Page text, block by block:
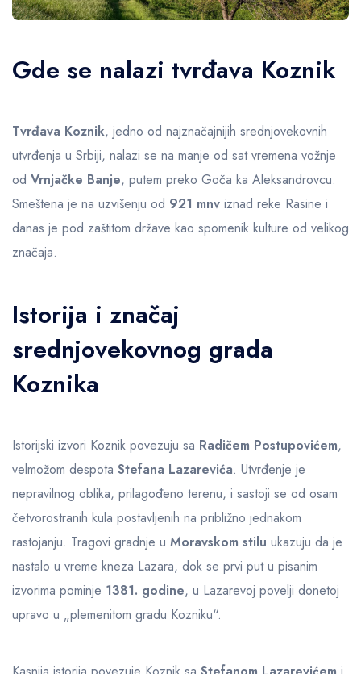
Gde se nalazi tvrđava Koznik
Tvrđava Koznik, jedno od najznačajnijih srednjovekovnih
utvrđenja u Srbiji, nalazi se na manje od sat vremena vožnje
od Vrnjačke Banje, putem preko Goča ka Aleksandrovcu.
Smeštena je na uzvišenju od 921 mnv iznad reke Rasine i
danas je pod zaštitom države kao spomenik kulture od velikog
značaja.
Istorija i značaj
srednjovekovnog grada
Koznika
Istorijski izvori Koznik povezuju sa Radičem Postupovićem,
velmožom despota Stefana Lazarevića. Utvrđenje je
nepravilnog oblika, prilagođeno terenu, i sastoji se od osam
četvorostranih kula postavljenih na približno jednakom
rastojanju. Tragovi gradnje u Moravskom stilu ukazuju da je
nastalo u vreme kneza Lazara, dok se prvi put u pisanim
izvorima pominje 1381. godine, u Lazarevoj povelji donetoj
upravo u „plemenitom gradu Kozniku“.